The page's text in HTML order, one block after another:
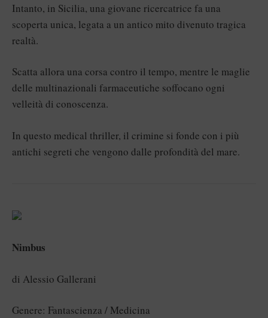
Intanto, in Sicilia, una giovane ricercatrice fa una
scoperta unica, legata a un antico mito divenuto tragica
realtà.
Scatta allora una corsa contro il tempo, mentre le maglie
delle multinazionali farmaceutiche soffocano ogni
velleità di conoscenza.
In questo medical thriller, il crimine si fonde con i più
antichi segreti che vengono dalle profondità del mare.
Nimbus
di Alessio Gallerani
Genere: Fantascienza / Medicina